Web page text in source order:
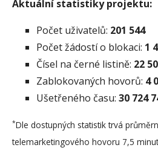
Aktuální statistiky projektu:
Počet uživatelů: 201 544
Počet žádostí o blokaci: 1
Čísel na černé listině: 22
Zablokovaných hovorů: 4
Ušetřeného času: 30 724
*Dle dostupných statistik trvá
telemarketingového hovoru 7,5